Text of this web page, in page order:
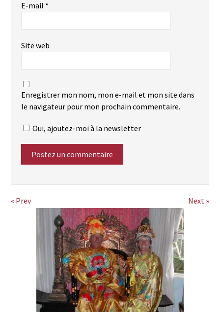
E-mail *
Site web
Enregistrer mon nom, mon e-mail et mon site dans
le navigateur pour mon prochain commentaire.
Oui, ajoutez-moi à la newsletter
« Prev Next »